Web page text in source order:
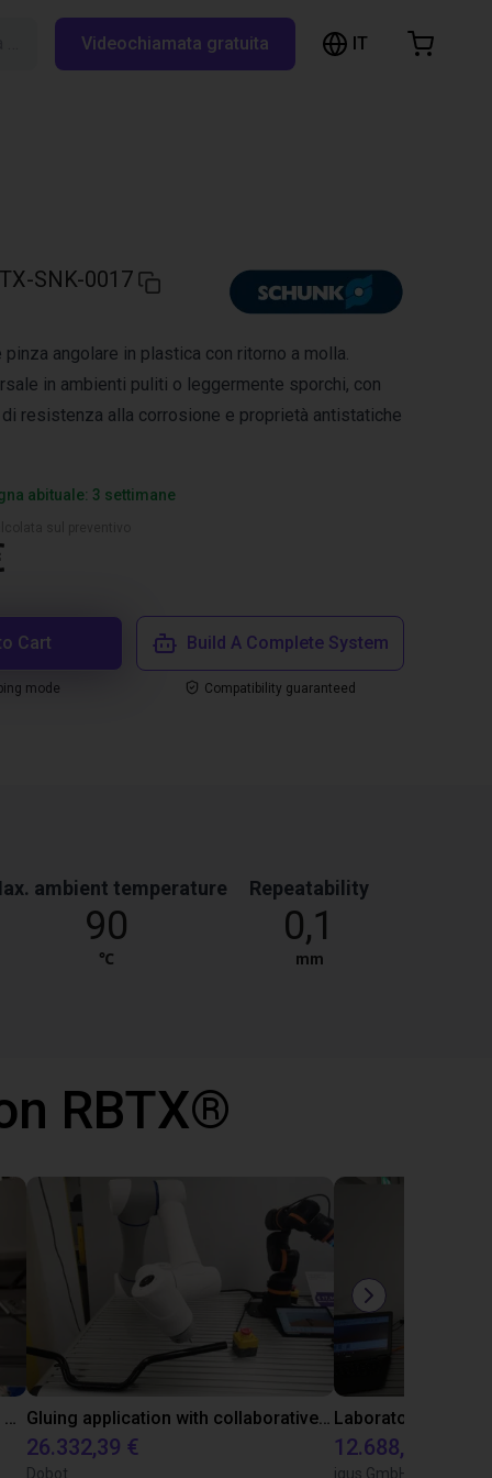
Videochiamata gratuita IT
SNK-0017
angolare in plastica con ritorno a molla.
in ambienti puliti o leggermente sporchi, con
resistenza alla corrosione e proprietà antistatiche
abituale: 3 settimane
Cart
mode
Build A Complete System
Compatibility guaranteed
ambient temperature
90
℃
Repeatability
0,1
mm
RBTX®
Automated labeling with igus room gantry and a cab label printer Gluing application with collaborative robot
26.332,39 €
Dobot
12.688,34 €
igus GmbH
Cart